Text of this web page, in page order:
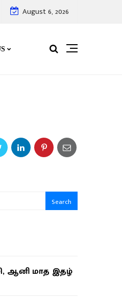
August 6, 2026
Search
ஆனி மாத இதழ்